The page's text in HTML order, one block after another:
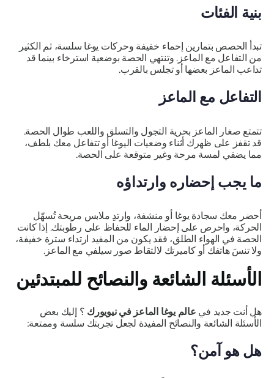
بنية الفئات
تبدأ الحصص بتمارين إحماء خفيفة وحركات يوغا سلسة، ثم الكثير
من التفاعل مع الماعز. وتنتهي الحصة بوضعية استرخاء بينما قد
تداعب الماعز بعضها أو تجلس بالقرب.
التفاعل مع الماعز
تتمتع صغار الماعز بحرية التجول والتسلق واللعب طوال الحصة.
قد تقفز على ظهرك أثناء وضعيات اليوغا أو تتفاعل معك بلطف،
مما يضفي لمسة مرحة وغير متوقعة على الحصة.
ما يجب إحضاره وارتداؤه
أحضر معك سجادة يوغا أو منشفة، وارتدِ ملابس مريحة تُسهّل
الحركة، واحرص على إحضار الماء للحفاظ على رطوبتك. إذا كانت
الحصة في الهواء الطلق، فقد يكون من المفيد ارتداء سترة خفيفة،
ولا تنسَ هاتفك أو كاميرتك لالتقاط صور سيلفي مع الماعز.
الأسئلة الشائعة والنصائح للمبتدئين
هل أنت جديد في عالم يوغا الماعزفي نيويورك؟ إليك بعض
الأسئلة الشائعة والنصائح المفيدة لجعل تجربتك سلسة وممتعة:
هل هو آمن؟